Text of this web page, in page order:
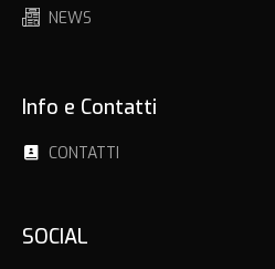
NEWS
Info e Contatti
CONTATTI
SOCIAL